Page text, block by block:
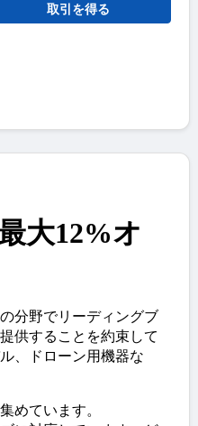
取引を得る
大12%オ
分野でリーディングブ
供することを約束して
、ドローン用機器な
めています。